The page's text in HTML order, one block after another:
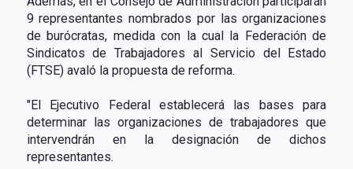
9 representantes nombrados por las organizaciones
de burócratas, medida con la cual la Federación de
Sindicatos de Trabajadores al Servicio del Estado
(FTSE) avaló la propuesta de reforma.
"El Ejecutivo Federal establecerá las bases para
determinar las organizaciones de trabajadores que
intervendrán en la designación de dichos
representantes.